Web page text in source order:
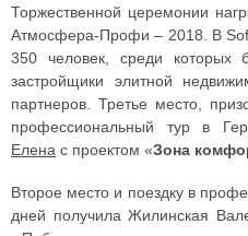
Торжественной церемонии
Атмосфера-Профи – 2018. В
350 человек, среди которых
застройщики элитной
партнеров. Третье место,
профессиональный тур в
Елена с проектом «Зона
Второе место и поездку в
дней получила Жилинская